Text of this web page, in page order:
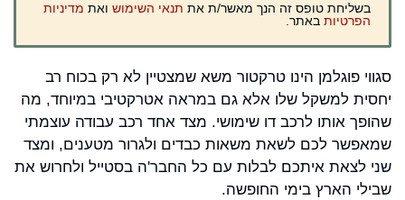
בשליחת טופס זה הנך מאשר/ת את תנאי השימוש ואת מדיניות
הפרטיות באתר.
סגווי פוגלמן הינו טרקטור משא שמצטיין לא רק בכוח רב
יחסית למשקל שלו אלא גם במראה אטרקטיבי במיוחד, מה
שהופך אותו לרכב דו שימושי. מצד אחד רכב עבודה עוצמתי
שמאפשר לכם לשאת משאות כבדים ולגרור מטענים, ומצד
שני לצאת איתכם לבלות עם כל החבר'ה בסטייל ולחרוש את
שבילי הארץ בימי החופשה.